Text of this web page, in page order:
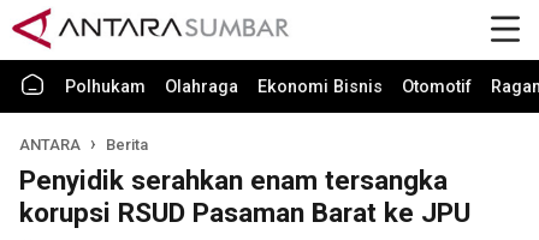
Polhukam Olahraga Ekonomi Bisnis Otomotif
ANTARA Berita
Penyidik serahkan enam tersangka
korupsi RSUD Pasaman Barat ke JPU